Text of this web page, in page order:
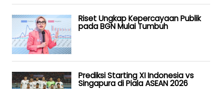
Riset Ungkap Kepercayaan Publik
pada BGN Mulai Tumbuh
Prediksi Starting XI Indonesia vs
Singapura di Piala ASEAN 2026